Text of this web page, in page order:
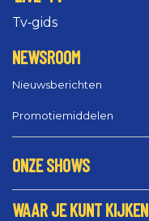
Tv‑gids
NEWSROOM
Nieuwsberichten
Promotiemiddelen
ONZE SHOWS
WAAR JE KUNT KIJKEN